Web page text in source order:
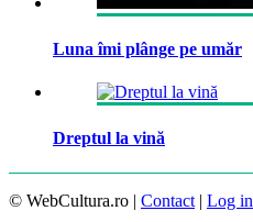
Luna îmi plânge pe umăr
Dreptul la vină
© WebCultura.ro | Contact | Log in